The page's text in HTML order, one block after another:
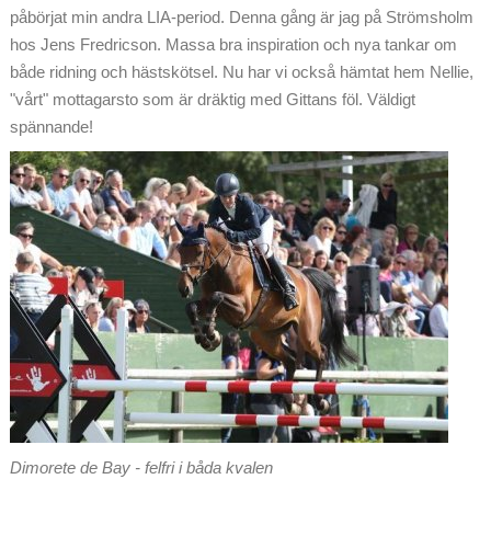
påbörjat min andra LIA-period. Denna gång är jag på Strömsholm
hos Jens Fredricson. Massa bra inspiration och nya tankar om
både ridning och hästskötsel. Nu har vi också hämtat hem Nellie,
"vårt" mottagarsto som är dräktig med Gittans föl. Väldigt
spännande!
Dimorete de Bay - felfri i båda kvalen